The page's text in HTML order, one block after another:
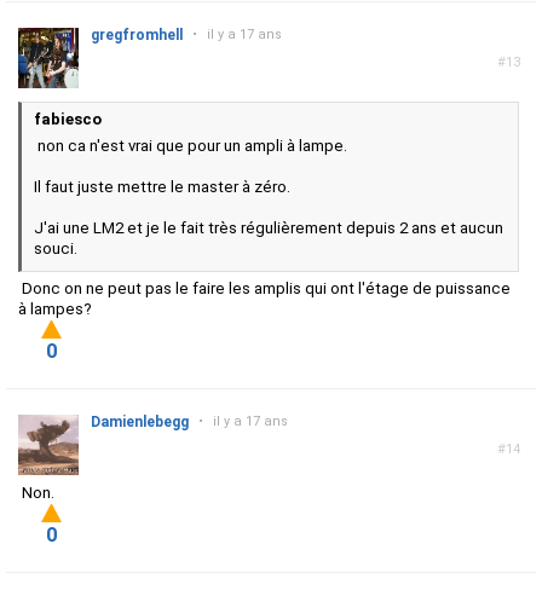
#13
gregfromhell • il y a 17 ans
fabiesco
non ca n'est vrai que pour un ampli à lampe.
Il faut juste mettre le master à zéro.
J'ai une LM2 et je le fait très régulièrement depuis 2 ans et aucun
souci.
Donc on ne peut pas le faire les amplis qui ont l'étage de puissance
à lampes?
0
#14
Damienlebegg • il y a 17 ans
Non.
0